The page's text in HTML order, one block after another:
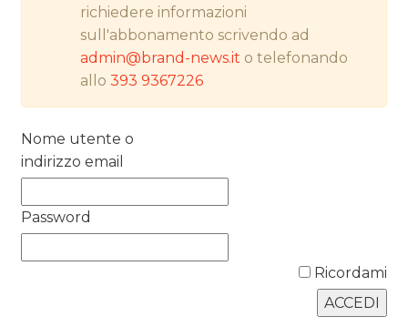
DATI
RICERCHE
richiedere informazioni
sull'abbonamento scrivendo ad
admin@brand-news.it o telefonando
allo393 9367226
Nome utente o
indirizzo email
Password
Ricordami